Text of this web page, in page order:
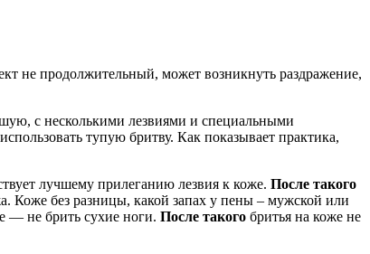
не продолжительный, может возникнуть раздражение,
с несколькими лезвиями и специальными
тупую бритву. Как показывает практика,
лучшему прилеганию лезвия к коже. После такого
Коже без разницы, какой запах у пены – мужской или
— не брить сухие ноги. После такого бритья на коже не